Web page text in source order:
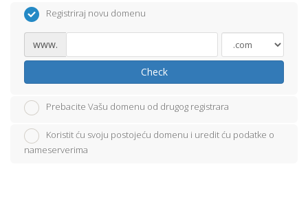
Registriraj novu domenu
www.
Check
Prebacite Vašu domenu od drugog registrara
Koristit ću svoju postojeću domenu i uredit ću podatke o
nameserverima